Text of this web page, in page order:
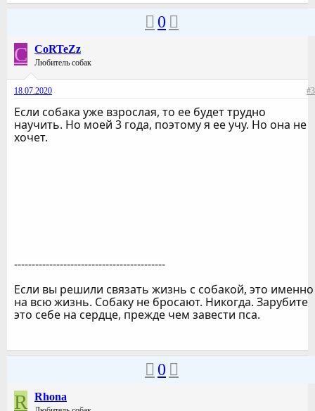
0
C CoRTeZz
Любитель собак
18.07.2020 #3
Если собака уже взрослая, то ее будет трудно
научить. Но моей 3 года, поэтому я ее учу. Но она не
хочет.
-------------------------------------------
Если вы решили связать жизнь с собакой, это именно
на всю жизнь. Собаку не бросают. Никогда. Зарубите
это себе на сердце, прежде чем завести пса.
0
R Rhona